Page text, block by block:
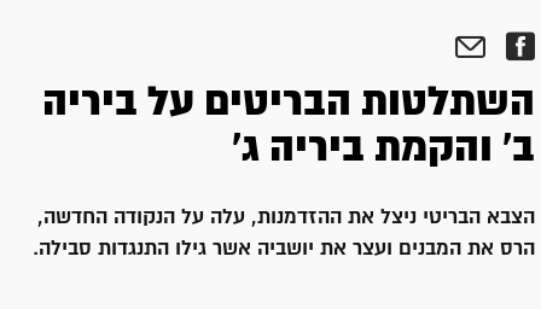
השתלטות הבריטים על ביריה
ב' והקמת ביריה ג'
הצבא הבריטי ניצל את ההזדמנות, עלה על הנקודה החדשה,
הרס את המבנים ועצר את יושביה אשר גילו התנגדות סבילה.